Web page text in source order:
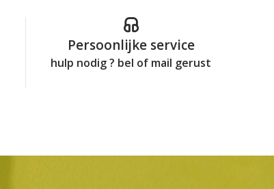
Persoonlijke service
hulp nodig ? bel of mail gerust